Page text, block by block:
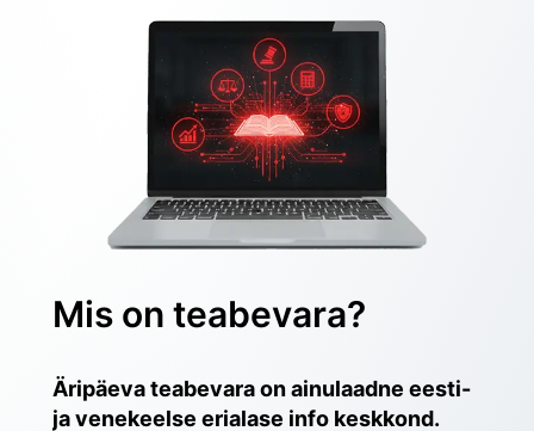
Mis on teabevara?
Äripäeva teabevara on ainulaadne eesti-
ja venekeelse erialase info keskkond.